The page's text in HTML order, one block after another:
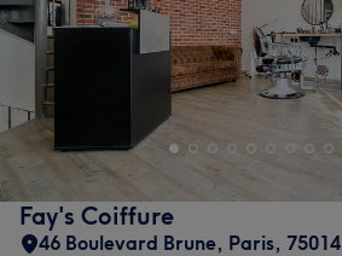
Fay's Coiffure
46 Boulevard Brune, Paris, 75014